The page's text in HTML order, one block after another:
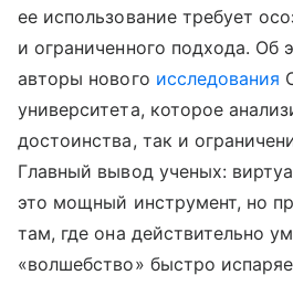
ее использование требует
и ограниченного подхода. Об
авторы нового исследования
университета, которое
достоинства, так и
Главный вывод ученых:
это мощный инструмент, но
там, где она действительно
«волшебство» быстро